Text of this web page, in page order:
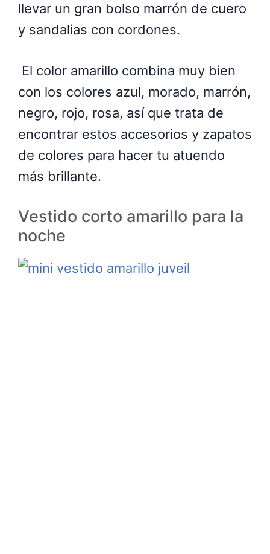
llevar un gran bolso marrón de cuero
y sandalias con cordones.
El color amarillo combina muy bien
con los colores azul, morado, marrón,
negro, rojo, rosa, así que trata de
encontrar estos accesorios y zapatos
de colores para hacer tu atuendo
más brillante.
Vestido corto amarillo para la
noche